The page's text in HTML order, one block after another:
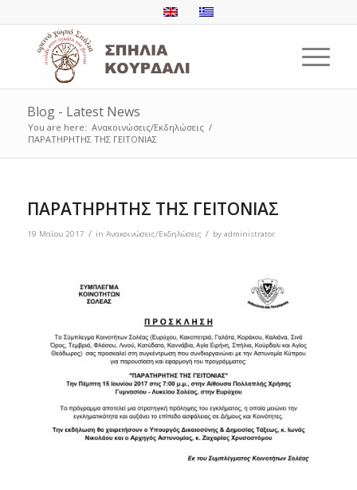
Blog - Latest News
You are here: Ανακοινώσεις/Εκδηλώσεις /
ΠΑΡΑΤΗΡΗΤΗΣ ΤΗΣ ΓΕΙΤΟΝΙΑΣ
ΠΑΡΑΤΗΡΗΤΗΣ ΤΗΣ ΓΕΙΤΟΝΙΑΣ
19 Μαΐου 2017 / in Ανακοινώσεις/Εκδηλώσεις / by administrator